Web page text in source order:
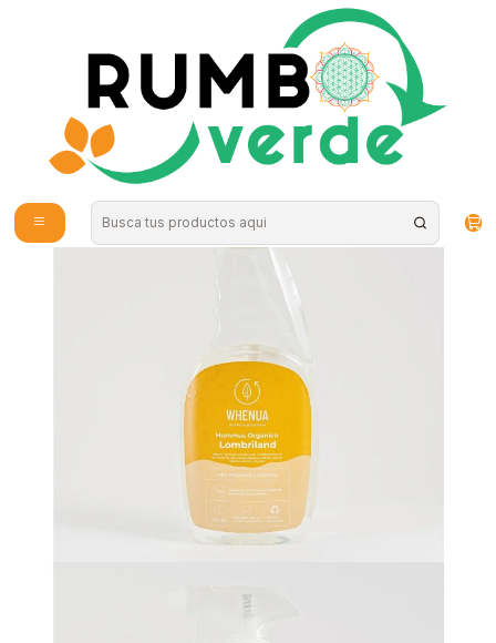
Envío gratis por compras sobre los 59.990 en la provincia de Santiago
Whenua - Lombriland 500cc